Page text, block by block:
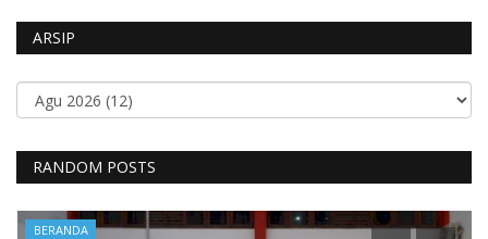
ARSIP
RANDOM POSTS
BERANDA